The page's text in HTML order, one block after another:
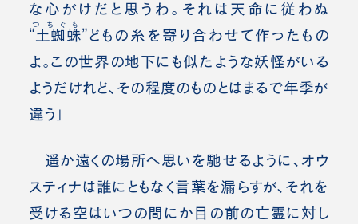
な心がけだと思うわ。それは天命に従わぬ
“土蜘蛛
つちぐも
”どもの糸を寄り合わせて作ったもの
よ。この世界の地下にも似たような妖怪がいる
ようだけれど、その程度のものとはまるで年季が
違う」
遥か遠くの場所へ思いを馳せるように、オウ
スティナは誰にともなく言葉を漏らすが、それを
受ける空はいつの間にか目の前の亡霊に対し